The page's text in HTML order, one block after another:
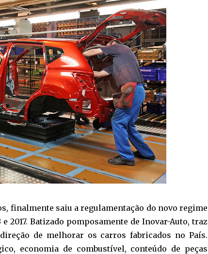
finalmente saiu a regulamentação do novo regime
Batizado pomposamente de Inovar-Auto, traz
de melhorar os carros fabricados no País.
economia de combustível, conteúdo de peças